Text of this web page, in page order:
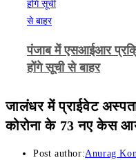
पंजाब में एसआईआर
होंगे सूची से बाहर
जालंधर में प्राईवेट
कोरोना के 73 नए केस
Post author:Anurag